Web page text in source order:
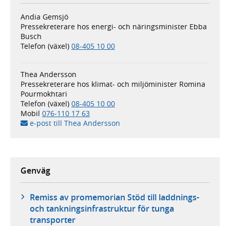
Andia Gemsjö
Pressekreterare hos energi- och näringsminister Ebba
Busch
Telefon (växel) 08-405 10 00
Thea Andersson
Pressekreterare hos klimat- och miljöminister Romina
Pourmokhtari
Telefon (växel) 08-405 10 00
Mobil 076-110 17 63
e-post till Thea Andersson
Genväg
Remiss av promemorian Stöd till laddnings-
och tankningsinfrastruktur för tunga
transporter